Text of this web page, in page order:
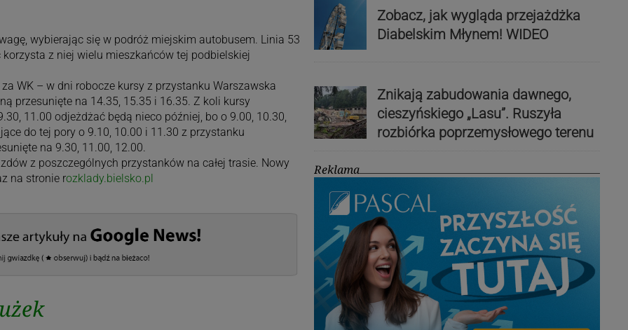
wybierając się w podróż miejskim autobusem. Linia 53
z niej wielu mieszkańców tej podbielskiej
WK – w dni robocze kursy z przystanku Warszawska
przesunięte na 14.35, 15.35 i 16.35. Z koli kursy
11.00 odjeżdżać będą nieco później, bo o 9.00, 10.30,
do tej pory o 9.10, 10.00 i 11.30 z przystanku
na 9.30, 11.00, 12.00.
z poszczególnych przystanków na całej trasie. Nowy
na stronie rozklady.bielsko.pl
Zobacz, jak wygląda przejażdżka
Diabelskim Młynem! WIDEO
Znikają zabudowania dawnego,
cieszyńskiego „Lasu”. Ruszyła
rozbiórka poprzemysłowego terenu
Reklama